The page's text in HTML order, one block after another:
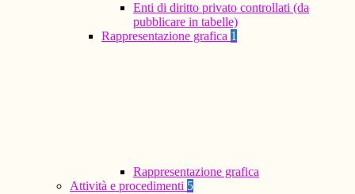
Enti di diritto privato controllati (da
pubblicare in tabelle)
Rappresentazione grafica 1
Rappresentazione grafica
Attività e procedimenti 5